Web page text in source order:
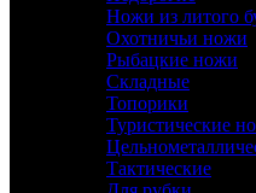
Ножи из литого
Охотничьи ножи
Рыбацкие ножи
Складные
Топорики
Туристические
Тактические